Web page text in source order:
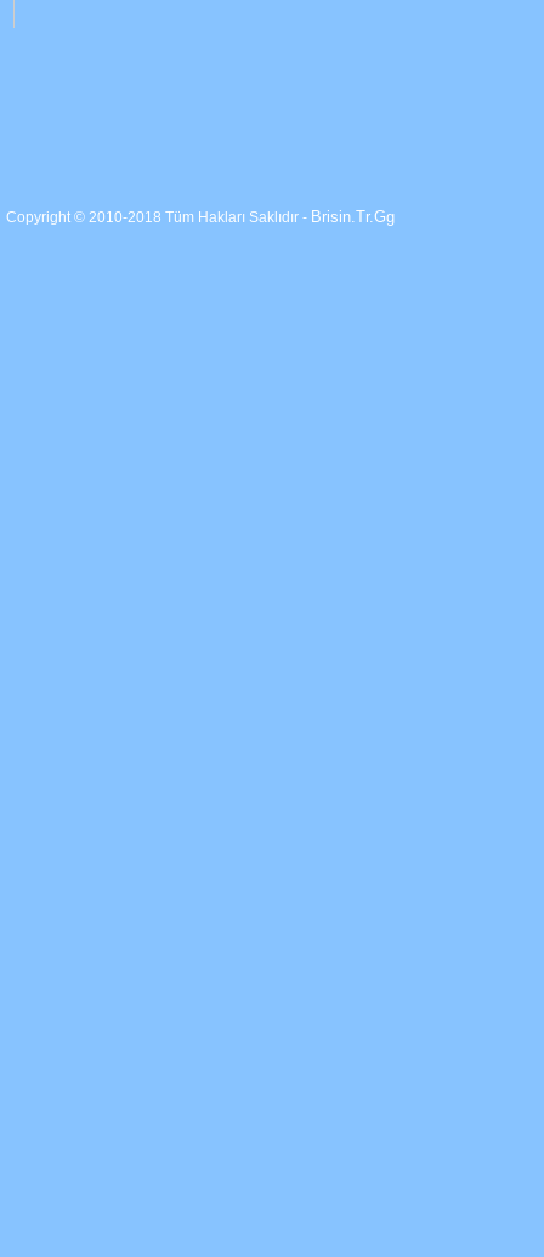
Copyright © 2010-2018 Tüm Hakları Saklıdır - Brisin.Tr.Gg